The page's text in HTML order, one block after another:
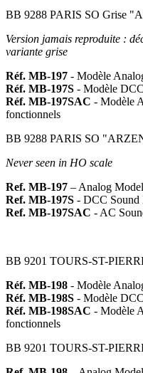
BB 9288 PARIS SO Grise
Version jamais reproduite :
variante grise
Réf. MB-197 - Modèle
Réf. MB-197S - Modèle
Réf. MB-197SAC - Modèle
fonctionnels
BB 9288 PARIS SO
Never seen in HO scale
Ref. MB-197 – Analog Model
Ref. MB-197S - DCC Sound
Ref. MB-197SAC - AC
BB 9201 TOURS-ST-
Réf. MB-198 - Modèle
Réf. MB-198S - Modèle
Réf. MB-198SAC - Modèle
fonctionnels
BB 9201 TOURS-ST-